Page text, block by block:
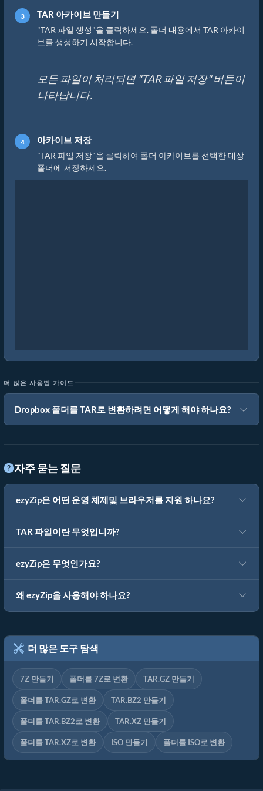
TAR 아카이브 만들기
"TAR 파일 생성"을 클릭하세요. 폴더 내용에서 TAR 아카이
브를 생성하기 시작합니다.
모든 파일이 처리되면 "TAR 파일 저장" 버튼이
나타납니다.
아카이브 저장
"TAR 파일 저장"을 클릭하여 폴더 아카이브를 선택한 대상
폴더에 저장하세요.
더 많은 사용법 가이드
Dropbox 폴더를 TAR로 변환하려면 어떻게 해야 하나요?
자주 묻는 질문
ezyZip은 어떤 운영 체제및 브라우저를 지원 하나요?
TAR 파일이란 무엇입니까?
ezyZip은 무엇인가요?
왜 ezyZip을 사용해야 하나요?
더 많은 도구 탐색
7Z 만들기 폴더를 7Z로 변환 TAR.GZ 만들기
폴더를 TAR.GZ로 변환 TAR.BZ2 만들기
폴더를 TAR.BZ2로 변환 TAR.XZ 만들기
폴더를 TAR.XZ로 변환 ISO 만들기 폴더를 ISO로 변환